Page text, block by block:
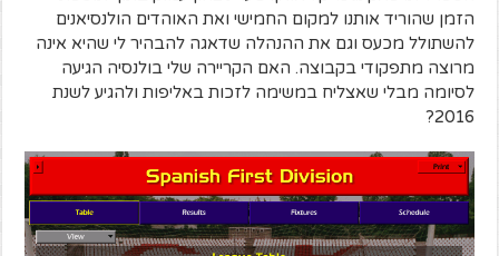
הזמן שהוריד אותנו למקום החמישי ואת האוהדים הולנסיאנים
להשתולל מכעס וגם את ההנהלה שדאגה להבהיר לי שהיא אינה
מרוצה מתפקודי בקבוצה. האם הקריירה שלי בולנסיה הגיעה
לסיומה מבלי שאצליח במשימה לזכות באליפות ולהגיע לשנת
2016?